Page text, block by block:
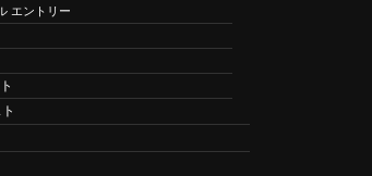
エントリー